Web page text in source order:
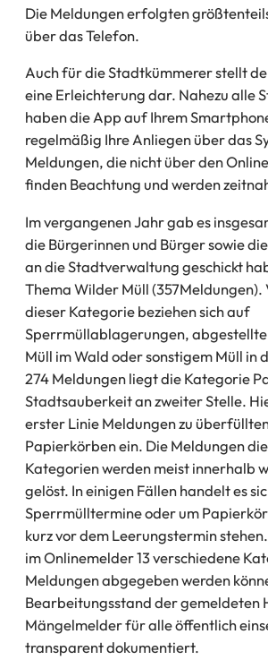
Die Meldungen erfolgten
über das Telefon.
Auch für die Stadtkümmerer stellt
eine Erleichterung dar. Nahezu alle
haben die App auf Ihrem
regelmäßig Ihre Anliegen über das
Meldungen, die nicht über den
finden Beachtung und werden
Im vergangenen Jahr gab es
die Bürgerinnen und Bürger sowie
an die Stadtverwaltung geschickt
Thema Wilder Müll (357Meldungen).
dieser Kategorie beziehen sich auf
Sperrmüllablagerungen,
Müll im Wald oder sonstigem Müll in
274 Meldungen liegt die Kategorie
Stadtsauberkeit an zweiter Stelle.
erster Linie Meldungen zu
Papierkörben ein. Die Meldungen
Kategorien werden meist innerhalb
gelöst. In einigen Fällen handelt es
Sperrmülltermine oder um
kurz vor dem Leerungstermin
im Onlinemelder 13 verschiedene
Meldungen abgegeben werden
Bearbeitungsstand der gemeldeten
Mängelmelder für alle öffentlich
transparent dokumentiert.